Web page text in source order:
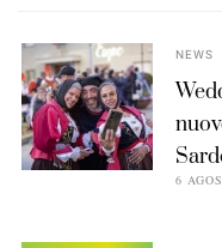
NEWS
6